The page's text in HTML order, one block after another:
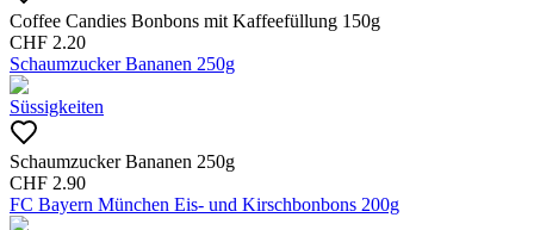
Coffee Candies Bonbons mit Kaffeefüllung 150g
CHF 2.20
Schaumzucker Bananen 250g
Süssigkeiten
Schaumzucker Bananen 250g
CHF 2.90
FC Bayern München Eis- und Kirschbonbons 200g